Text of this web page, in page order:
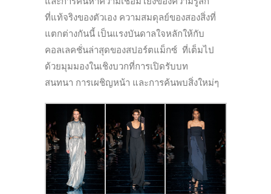
ที่แท้จริงของตัวเอง ความสมดุลย์ของสองสิ่งที่
แตกต่างกันนี้ เป็นแรงบันดาลใจหลักให้กับ
คอลเลคชั่นล่าสุดของสปอร์ตแม็กซ์ ที่เต็มไป
ด้วยมุมมองในเชิงบวกที่การเปิดรับบท
สนทนา การเผชิญหน้า และการค้นพบสิ่งใหม่ๆ